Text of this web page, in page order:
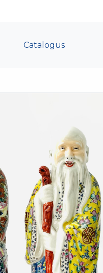
Catalogus